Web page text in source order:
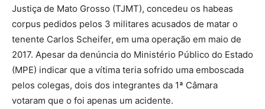
Justiça de Mato Grosso (TJMT), concedeu os habeas
corpus pedidos pelos 3 militares acusados de matar o
tenente Carlos Scheifer, em uma operação em maio de
2017. Apesar da denúncia do Ministério Público do Estado
(MPE) indicar que a vítima teria sofrido uma emboscada
pelos colegas, dois dos integrantes da 1ª Câmara
votaram que o foi apenas um acidente.